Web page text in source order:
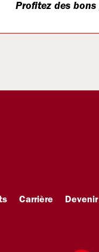
Profitez des
Carrière